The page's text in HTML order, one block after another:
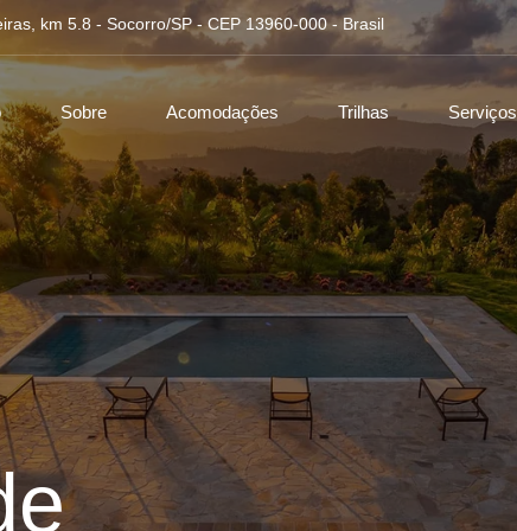
km 5.8 - Socorro/SP - CEP 13960-000 - Brasil
Sobre Acomodações Trilhas Serviços